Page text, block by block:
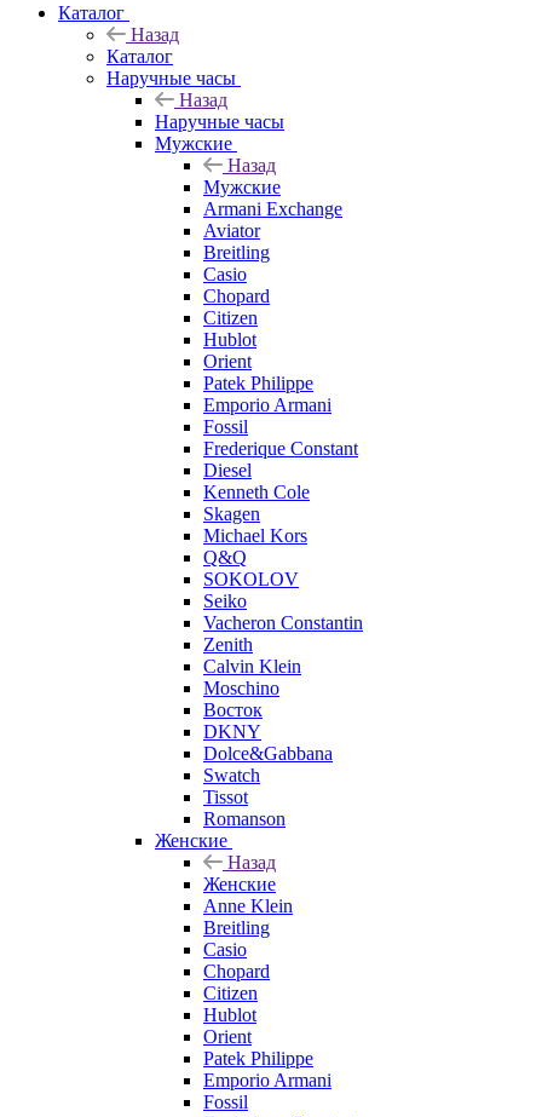
Каталог
Назад
Каталог
Наручные часы
Назад
Наручные часы
Мужские
Назад
Мужские
Armani Exchange
Aviator
Breitling
Casio
Chopard
Citizen
Hublot
Orient
Patek Philippe
Emporio Armani
Fossil
Frederique Constant
Diesel
Kenneth Cole
Skagen
Michael Kors
Q&Q
SOKOLOV
Seiko
Vacheron Constantin
Zenith
Calvin Klein
Moschino
Восток
DKNY
Dolce&Gabbana
Swatch
Tissot
Romanson
Женские
Назад
Женские
Anne Klein
Breitling
Casio
Chopard
Citizen
Hublot
Orient
Patek Philippe
Emporio Armani
Fossil